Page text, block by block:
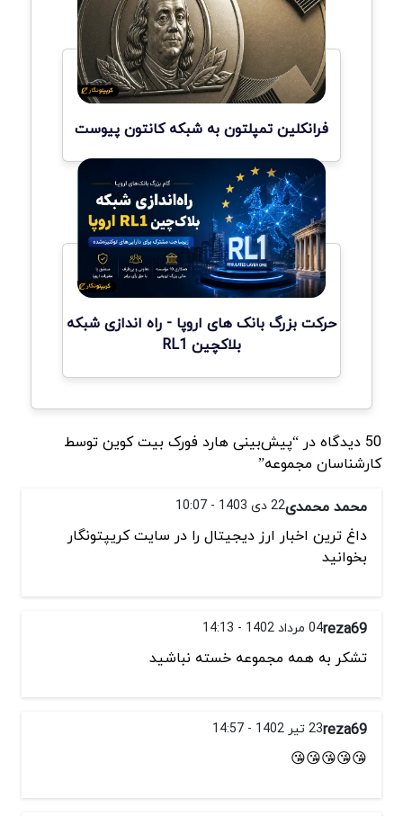
فرانکلین تمپلتون به شبکه کانتون پیوست
حرکت بزرگ بانک های اروپا - راه اندازی شبکه
بلاکچین RL1
50 دیدگاه در “پیش‌بینی هارد فورک بیت کوین توسط
کارشناسان مجموعه”
محمد محمدی22 دی 1403 - 10:07
داغ ترین اخبار ارز دیجیتال را در سایت کریپتونگار
بخوانید
reza6904 مرداد 1402 - 14:13
تشکر به همه مجموعه خسته نباشید
reza6923 تیر 1402 - 14:57
😘😘😘😘😘